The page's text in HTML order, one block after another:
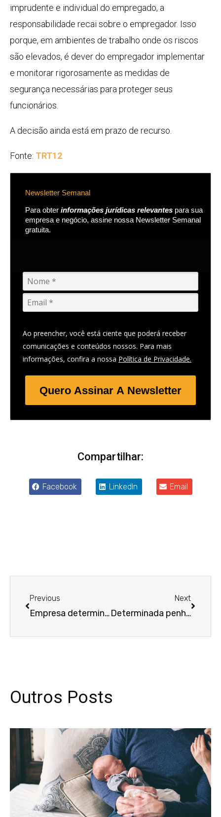
imprudente e individual do empregado, a
responsabilidade recai sobre o empregador. Isso
porque, em ambientes de trabalho onde os riscos
são elevados, é dever do empregador implementar
e monitorar rigorosamente as medidas de
segurança necessárias para proteger seus
funcionários.
A decisão ainda está em prazo de recurso.
Fonte: TRT12
Newsletter Semanal
Para obter informações jurídicas relevantes para sua
empresa e negócio, assine nossa Newsletter Semanal
gratuita.
Ao preencher, você está ciente que poderá receber
comunicações e conteúdos nossos. Para mais
informações, confira a nossa Política de Privacidade.
Quero Assinar A Newsletter
Compartilhar:
Facebook LinkedIn Email
Previous
Empresa determina que trabalhador sem habilitação dirija caminhão e é condenada por dano moral após acidente
Next
Determinada penhora de 30% de aluguéis de loja de devedor aposentado para saldar dívida trabalhista
Outros Posts